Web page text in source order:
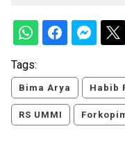
Tags:
Bima Arya Habib
RS UMMI